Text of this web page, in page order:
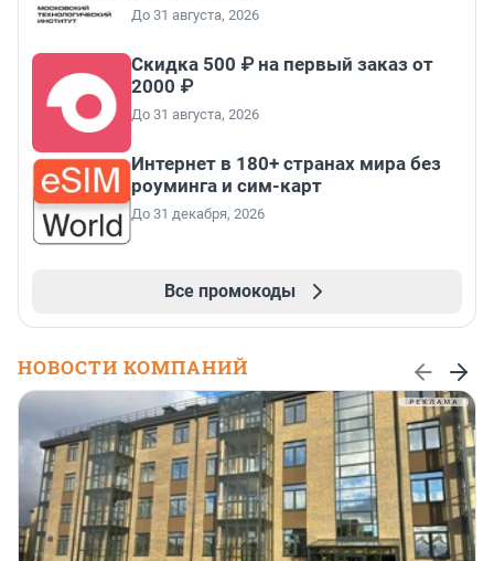
До 31 августа, 2026
Скидка 500 ₽ на первый заказ от
2000 ₽
До 31 августа, 2026
Интернет в 180+ странах мира без
роуминга и сим-карт
До 31 декабря, 2026
Все промокоды
НОВОСТИ КОМПАНИЙ